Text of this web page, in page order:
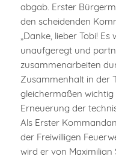
abgab. Erster
den scheidenden
„Danke, lieber Tobi!
unaufgeregt und
zusammenarbeiten
Zusammenhalt in der
gleichermaßen
Erneuerung der
Als Erster
der Freiwilligen
wird er von Maximilian